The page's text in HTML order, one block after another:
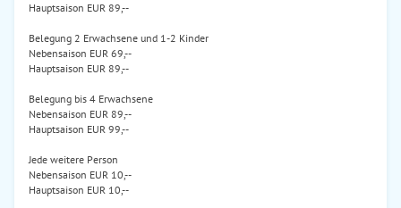
Hauptsaison EUR 89,--
Belegung 2 Erwachsene und 1-2 Kinder
Nebensaison EUR 69,--
Hauptsaison EUR 89,--
Belegung bis 4 Erwachsene
Nebensaison EUR 89,--
Hauptsaison EUR 99,--
Jede weitere Person
Nebensaison EUR 10,--
Hauptsaison EUR 10,--